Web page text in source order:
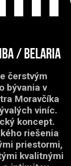
/ Belaria
čerstvým
bývania v
Moravčíka
viníc.
koncept.
riešenia
priestormi,
kvalitnými